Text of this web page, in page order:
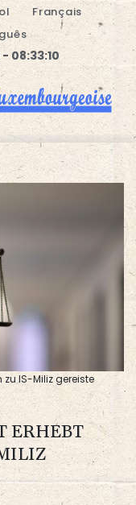
Français
08:33:10
IS-Miliz gereiste
ERHEBT